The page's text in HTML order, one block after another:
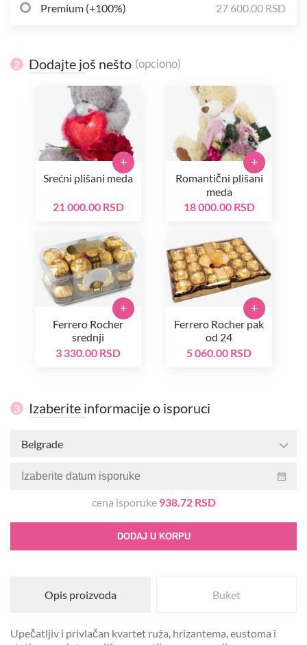
Premium (+100%) 27 600.00 RSD
2 Dodajte još nešto (opciono)
Srećni plišani meda
21 000.00 RSD
+
Romantični plišani
meda
18 000.00 RSD
+
Ferrero Rocher
srednji
3 330.00 RSD
+
Ferrero Rocher pak
od 24
5 060.00 RSD
+
3 Izaberite informacije o isporuci
Belgrade
cena isporuke 938.72 RSD
DODAJ U KORPU
Opis proizvoda Buket
Upečatljiv i privlačan kvartet ruža, hrizantema, eustoma i